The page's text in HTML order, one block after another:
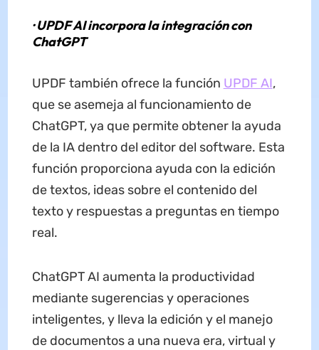
· UPDF AI incorpora la integración con
ChatGPT
UPDF también ofrece la función UPDF AI,
que se asemeja al funcionamiento de
ChatGPT, ya que permite obtener la ayuda
de la IA dentro del editor del software. Esta
función proporciona ayuda con la edición
de textos, ideas sobre el contenido del
texto y respuestas a preguntas en tiempo
real.
ChatGPT AI aumenta la productividad
mediante sugerencias y operaciones
inteligentes, y lleva la edición y el manejo
de documentos a una nueva era, virtual y